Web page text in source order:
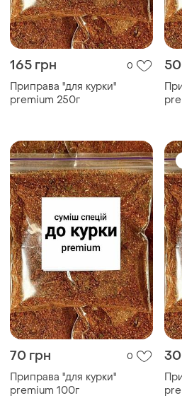
165 грн 0
Приправа "для курки"
premium 250г
70 грн 0
Приправа "для курки"
premium 100г